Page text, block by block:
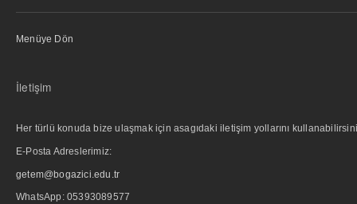
Menüye Dön
İletişim
Her türlü konuda bize ulaşmak için asagıdaki iletişim yollarını
E-Posta Adreslerimiz:
getem@bogazici.edu.tr
WhatsApp: 05393089577